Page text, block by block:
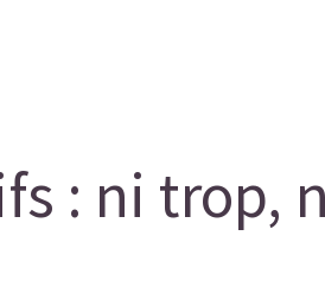
: ni trop,